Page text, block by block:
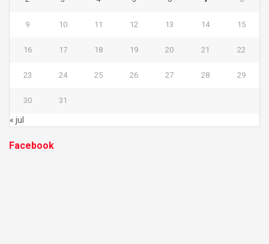
9 10 11 12 13 14 15
16 17 18 19 20 21 22
23 24 25 26 27 28 29
30 31
« jul
Facebook